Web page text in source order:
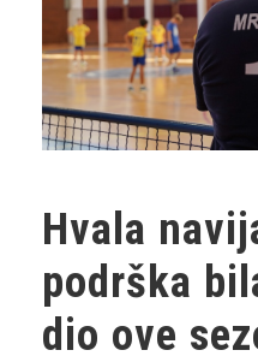
Hvala
podrška
dio ove